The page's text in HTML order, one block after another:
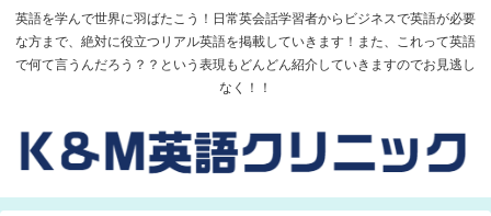
英語を学んで世界に羽ばたこう！日常英会話学習者からビジネスで英語が必要
な方まで、絶対に役立つリアル英語を掲載していきます！また、これって英語
で何て言うんだろう？？という表現もどんどん紹介していきますのでお見逃し
なく！！